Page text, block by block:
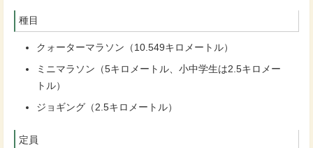
種目
クォーターマラソン（10.549キロメートル）
ミニマラソン（5キロメートル、小中学生は2.5キロメー
トル）
ジョギング（2.5キロメートル）
定員